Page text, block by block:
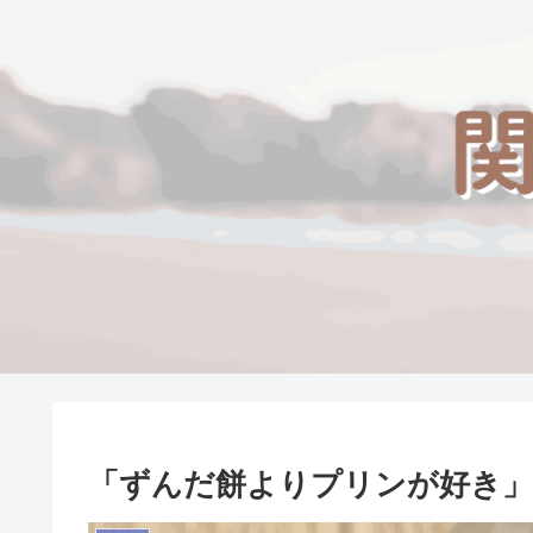
「ずんだ餅よりプリンが好き